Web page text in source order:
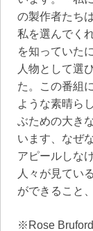
の製作者たち
私を選んでく
を知っていた
人物として選
た。この番組
ような素晴ら
ぶための大き
います、なぜ
アピールしな
人々が見てい
ができること
※Rose